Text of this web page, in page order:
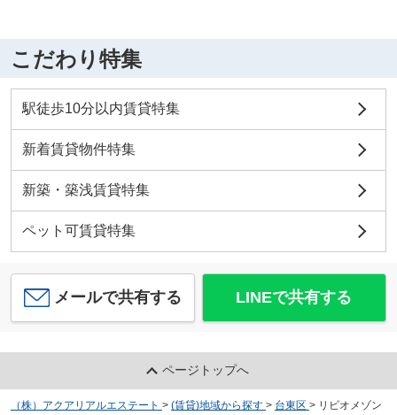
こだわり特集
駅徒歩10分以内賃貸特集
新着賃貸物件特集
新築・築浅賃貸特集
ペット可賃貸特集
メールで共有する LINEで共有する
ページトップへ
（株）アクアリアルエステート > (賃貸)地域から探す > 台東区 > リビオメゾン